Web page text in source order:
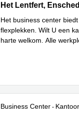
het Lentfert 51,
Het Lentfert,
Het business center
flexplekken. Wilt U een
harte welkom. Alle
Business Center Kantoor